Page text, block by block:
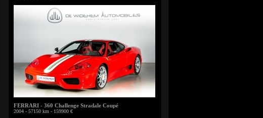
FERRARI - 360 Challenge Stradale Coupé
2004 - 57150 km - 159900 €